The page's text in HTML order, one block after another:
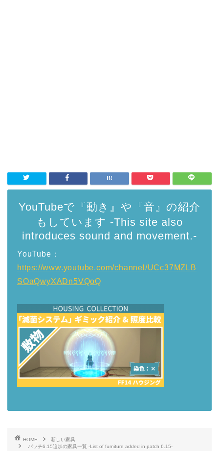
YouTubeで『動き』や『音』の紹介
もしています -This site also
introduces sound and movement.-
YouTube：
https://www.youtube.com/channel/UCc37MZLB
SOaQwyXADn5VQoQ
HOME
新しい家具
パッチ6.15追加の家具一覧 -List of furniture added in patch 6.15-